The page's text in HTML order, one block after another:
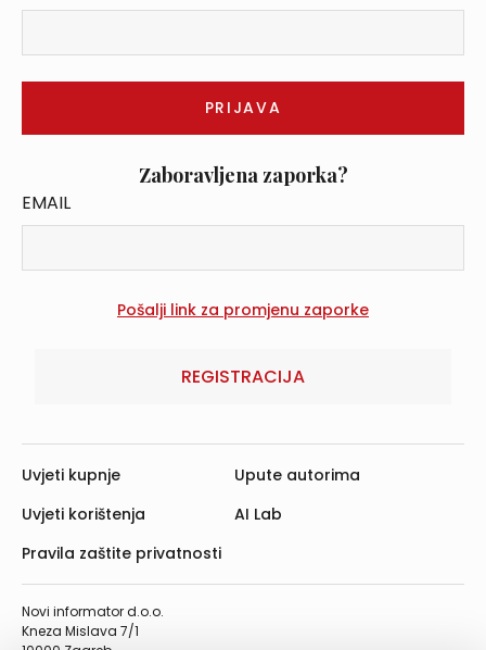
Zaboravljena zaporka?
EMAIL
REGISTRACIJA
Novi informator d.o.o.
Kneza Mislava 7/1
Uvjeti kupnje
Uvjeti korištenja
Pravila zaštite privatnosti
Upute autorima
AI Lab